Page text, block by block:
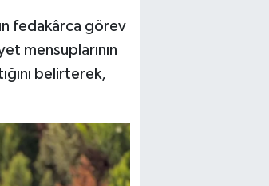
fedakârca görev
mensuplarının
belirterek,